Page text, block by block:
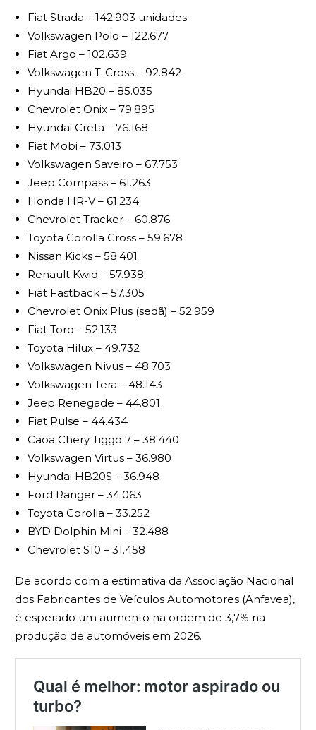
Fiat Strada – 142.903 unidades
Volkswagen Polo – 122.677
Fiat Argo – 102.639
Volkswagen T-Cross – 92.842
Hyundai HB20 – 85.035
Chevrolet Onix – 79.895
Hyundai Creta – 76.168
Fiat Mobi – 73.013
Volkswagen Saveiro – 67.753
Jeep Compass – 61.263
Honda HR-V – 61.234
Chevrolet Tracker – 60.876
Toyota Corolla Cross – 59.678
Nissan Kicks – 58.401
Renault Kwid – 57.938
Fiat Fastback – 57.305
Chevrolet Onix Plus (sedã) – 52.959
Fiat Toro – 52.133
Toyota Hilux – 49.732
Volkswagen Nivus – 48.703
Volkswagen Tera – 48.143
Jeep Renegade – 44.801
Fiat Pulse – 44.434
Caoa Chery Tiggo 7 – 38.440
Volkswagen Virtus – 36.980
Hyundai HB20S – 36.948
Ford Ranger – 34.063
Toyota Corolla – 33.252
BYD Dolphin Mini – 32.488
Chevrolet S10 – 31.458
De acordo com a estimativa da Associação Nacional
dos Fabricantes de Veículos Automotores (Anfavea),
é esperado um aumento na ordem de 3,7% na
produção de automóveis em 2026.